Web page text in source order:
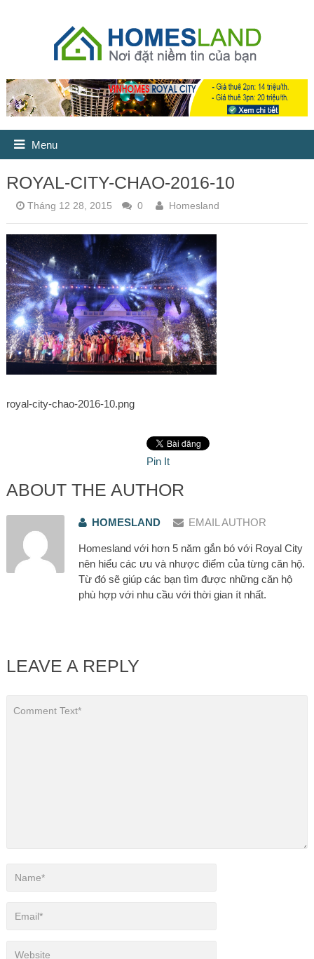
Menu
ROYAL-CITY-CHAO-2016-10
Tháng 12 28, 2015 0 Homesland
royal-city-chao-2016-10.png
Pin It
ABOUT THE AUTHOR
HOMESLAND EMAIL AUTHOR
Homesland với hơn 5 năm gắn bó với Royal City
nên hiểu các ưu và nhược điểm của từng căn hộ.
Từ đó sẽ giúp các bạn tìm được những căn hộ
phù hợp với nhu cầu với thời gian ít nhất.
LEAVE A REPLY